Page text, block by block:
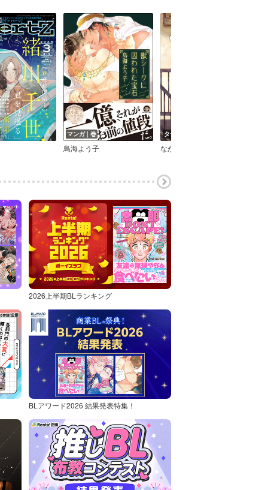
マンガ｜巻
鳥海よう子
タテコミ｜話
ながべ
2026上半期BLランキング
BLアワード2026 結果発表特集！